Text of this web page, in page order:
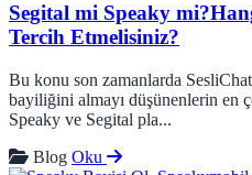
Segital mi Speaky
Tercih Etmelisiniz?
Bu konu son zamanlarda
bayiliğini almayı düşünenlerin en
Speaky ve Segital pla...
Blog Oku